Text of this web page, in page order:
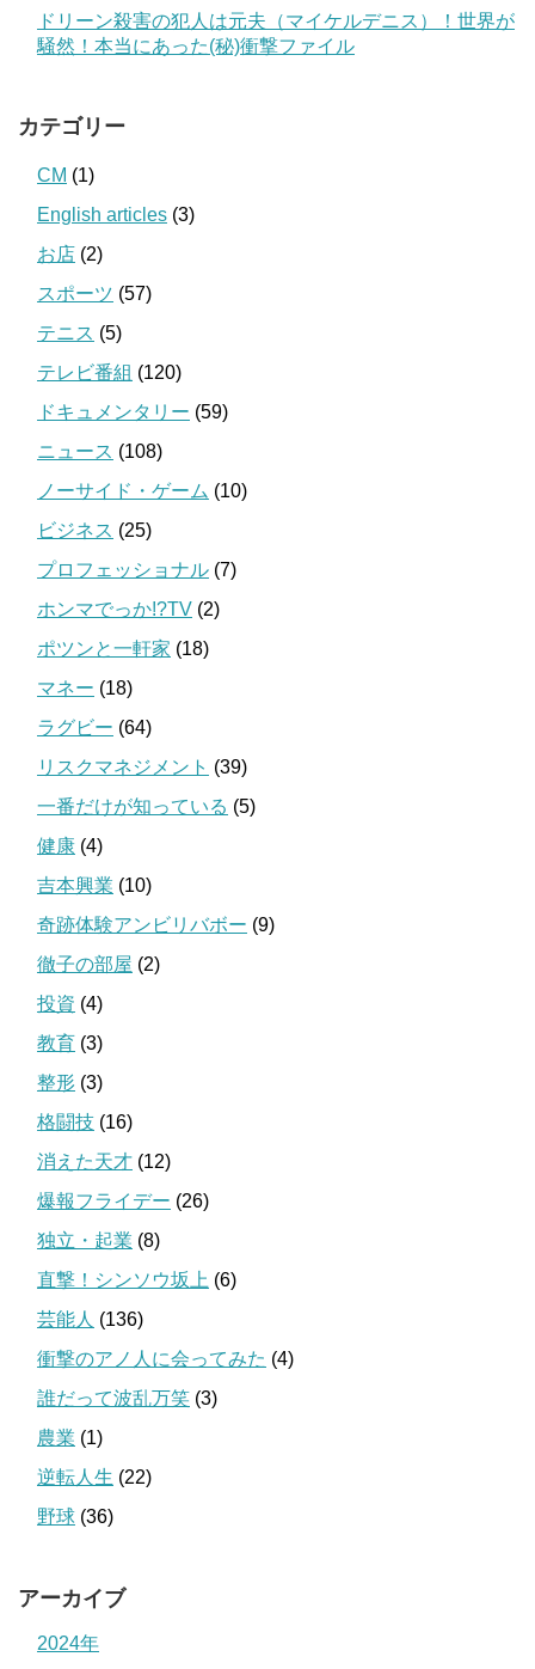
ドリーン殺害の犯人は元夫（マイケルデニス）！世界が
騒然！本当にあった(秘)衝撃ファイル
カテゴリー
CM (1)
English articles (3)
お店 (2)
スポーツ (57)
テニス (5)
テレビ番組 (120)
ドキュメンタリー (59)
ニュース (108)
ノーサイド・ゲーム (10)
ビジネス (25)
プロフェッショナル (7)
ホンマでっか!?TV (2)
ポツンと一軒家 (18)
マネー (18)
ラグビー (64)
リスクマネジメント (39)
一番だけが知っている (5)
健康 (4)
吉本興業 (10)
奇跡体験アンビリバボー (9)
徹子の部屋 (2)
投資 (4)
教育 (3)
整形 (3)
格闘技 (16)
消えた天才 (12)
爆報フライデー (26)
独立・起業 (8)
直撃！シンソウ坂上 (6)
芸能人 (136)
衝撃のアノ人に会ってみた (4)
誰だって波乱万笑 (3)
農業 (1)
逆転人生 (22)
野球 (36)
アーカイブ
2024年